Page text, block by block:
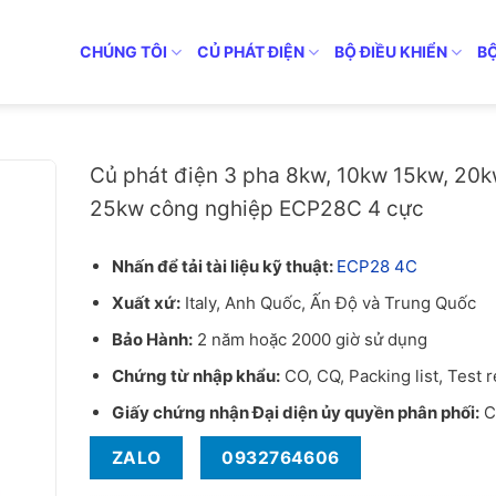
CHÚNG TÔI CỦ PHÁT ĐIỆN BỘ ĐIỀU KHIỂN
Củ phát điện 3 pha 8kw, 10kw 15kw,
25kw công nghiệp ECP28C 4 cực
Nhấn để tải tài liệu kỹ thuật: ECP28 4C
Xuất xứ:Italy, Anh Quốc, Ấn Độ và Trung Quốc
Bảo Hành:2 năm hoặc 2000 giờ sử dụng
Chứng từ nhập khẩu:CO, CQ, Packing list, Test
Giấy chứng nhận Đại diện ủy quyền phân phối:
ZALO 0932764606